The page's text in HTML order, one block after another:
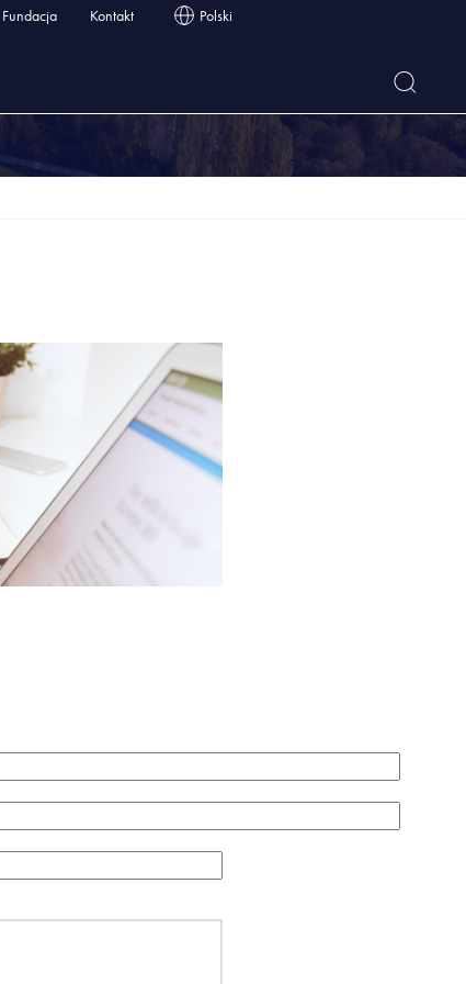
Fundacja Kontakt Polski